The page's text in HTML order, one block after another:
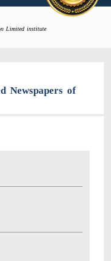
Limited institute
Newspapers of